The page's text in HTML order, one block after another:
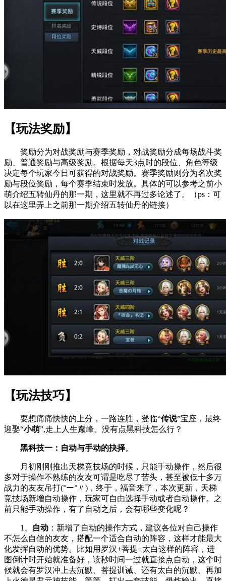
【玩法奖励】
奖励分为对战奖励与赛季奖励，对战奖励分成每场战斗奖
励、普通奖励与高级奖励。根据每天3点时的段位、角色等级
决定每个玩家今日可获得的对战奖励。赛季奖励则分为名次奖
励与段位奖励，每个赛季结束时发放。具体的可以参考之前小
萌介绍五转仙丹的那一期，这里就不再过多论述了。
（ps：可
以在这里弄上之前那一期介绍五转仙丹的链接）
【玩法技巧】
要想痛痛快快的上分，一路连胜，登临“传说”宝座，最终
迎娶“小萌”,走上人生巅峰。没有点黑科技怎么行？
黑科技一：自动与手动的抉择。
月初刚刚推出天梯竞技场的时候，只能手动操作，然后很
多对于操作不熟练的友友可谓是吃尽了苦头，甚至被低十多万
战力的友友吊打(°ー°〃)，终于，福音来了，本次更新，天梯
竞技场新增自动操作，玩家可自由选择手动或者自动操作。之
前只能手动操作，有了自动之后，会有哪些变化呢？
1、 自动 ：新增了自动的操作方式，建议各位对自己操作
不怎么自信的友友，搭配一个适合自动的阵容，这样才能最大
化发挥自动的优势。比如用罗汉+菩提+太白这样的阵容，进
图倒计时开始就准备好，读秒时间一过就直接点自动，这个时
候就会有罗汉冲上去沉默、菩提训诫、还有太白的沉默、再加